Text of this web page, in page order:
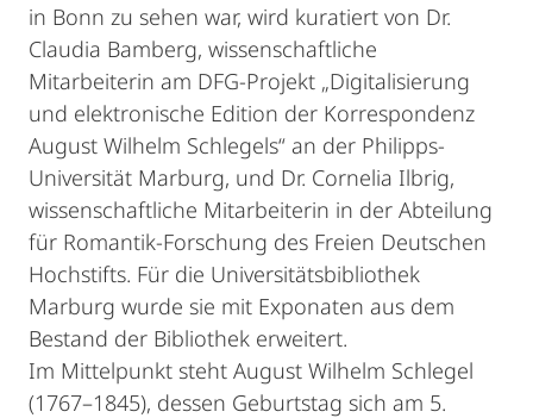
in Bonn zu sehen war, wird kuratiert von Dr.
Claudia Bamberg, wissenschaftliche
Mitarbeiterin am DFG-Projekt „Digitalisierung
und elektronische Edition der Korrespondenz
August Wilhelm Schlegels“ an der Philipps-
Universität Marburg, und Dr. Cornelia Ilbrig,
wissenschaftliche Mitarbeiterin in der Abteilung
für Romantik-Forschung des Freien Deutschen
Hochstifts. Für die Universitätsbibliothek
Marburg wurde sie mit Exponaten aus dem
Bestand der Bibliothek erweitert.
Im Mittelpunkt steht August Wilhelm Schlegel
(1767–1845), dessen Geburtstag sich am 5.